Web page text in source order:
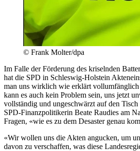
© Frank Molter/dpa
Im Falle der Förderung des kriselnden
hat die SPD in Schleswig-Holstein
man uns wirklich wie erklärt
kann es auch kein Problem sein, uns jetzt
vollständig und ungeschwärzt auf den Tisch
SPD-Finanzpolitikerin Beate Raudies am
Fragen, «wie es zu dem Desaster genau
«Wir wollen uns die Akten angucken, um
davon zu verschaffen, was diese